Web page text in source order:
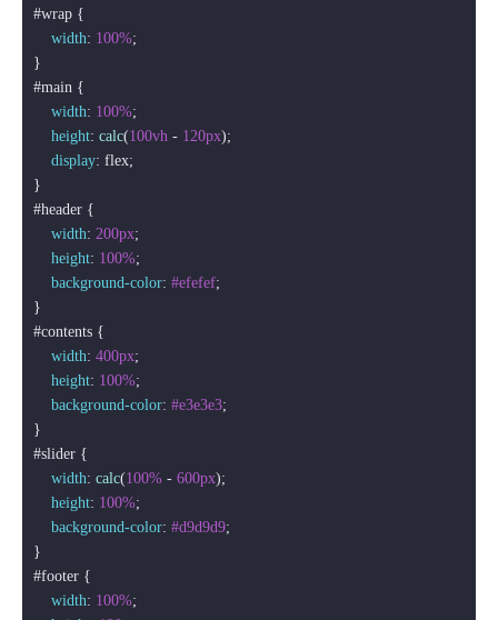
#wrap {
width: 100%;
#main {
width: 100%;
height: calc(100vh - 120px);
display: flex;
#header {
width: 200px;
height: 100%;
background-color: #efefef;
#contents {
width: 400px;
height: 100%;
background-color: #e3e3e3;
#slider {
width: calc(100% - 600px);
height: 100%;
background-color: #d9d9d9;
#footer {
width: 100%;